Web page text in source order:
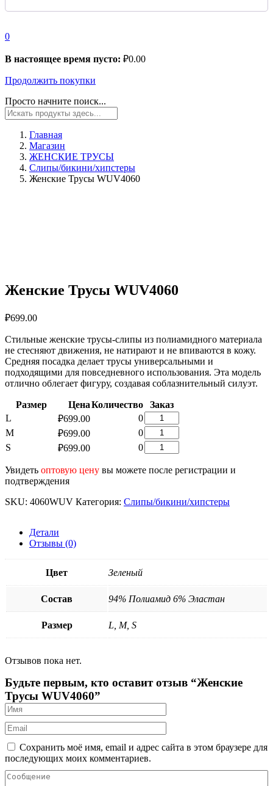
0
В настоящее время пусто: ₽0.00
Продолжить покупки
Просто начните поиск...
Главная
Магазин
ЖЕНСКИЕ ТРУСЫ
Слипы/бикини/хипстеры
Женские Трусы WUV4060
Женские Трусы WUV4060
₽699.00
Стильные женские трусы-слипы из полиамидного материала
не стесняют движения, не натирают и не впиваются в кожу.
Средняя посадка делает трусы универсальными и
подходящими для повседневного использования. Эта модель
отлично облегает фигуру, создавая соблазнительный силуэт.
Размер ЦенаКоличество
Заказ
L
₽699.00 0
Количество
товара
Женские
Трусы
M ₽699.00 0
Количество
товара
Женские
WUV4060
S ₽699.00 0
Количество
товара
Женские
Увидеть оптовую цену вы можете после регистрации и
подтверждения
SKU: 4060WUV Категория: Слипы/бикини/хипстеры
Детали
Отзывы (0)
Цвет Зеленый
Состав 94% Полиамид 6% Эластан
Размер L, M, S
Отзывов пока нет.
Будьте первым, кто оставит отзыв “Женские
Трусы WUV4060”
Сохранить моё имя, email и адрес сайта в этом браузере для
последующих моих комментариев.